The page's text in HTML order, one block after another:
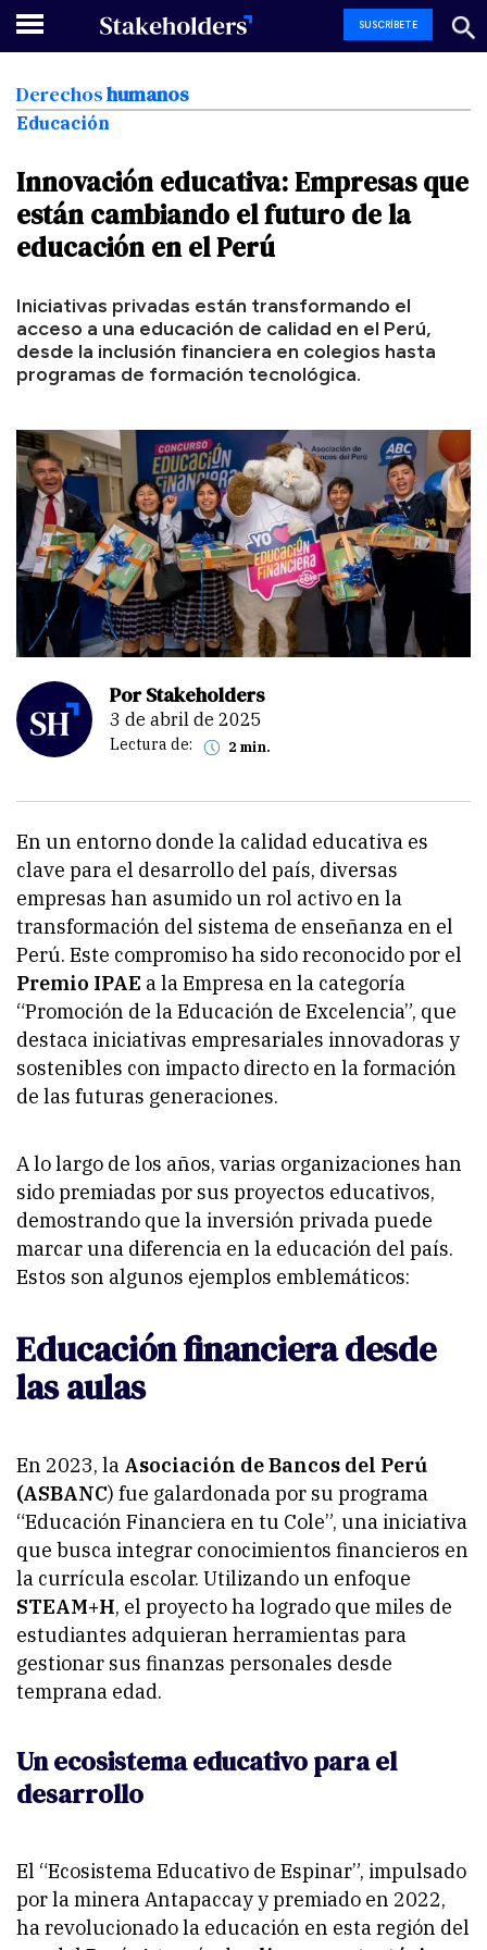
SUSCRÍBETE
Derechoshumanos
Educación
Innovación educativa:Empresas que
están cambiando elfuturo dela
educación en elPerú
Iniciativas privadas están transformando el
acceso a una educación de calidad en el Perú,
desde la inclusión financiera en colegios hasta
programas de formación tecnológica.
Por Stakeholders
3 de abril de 2025
Lectura de: 2 min.
En un entorno donde la calidad educativa es
clave para el desarrollo del país, diversas
empresas han asumido un rol activo en la
transformación del sistema de enseñanza en el
Perú. Este compromiso ha sido reconocido por el
Premio IPAE a la Empresa en la categoría
“Promoción de la Educación de Excelencia”, que
destaca iniciativas empresariales innovadoras y
sostenibles con impacto directo en la formación
de las futuras generaciones.
A lo largo de los años, varias organizaciones han
sido premiadas por sus proyectos educativos,
demostrando que la inversión privada puede
marcar una diferencia en la educación del país.
Estos son algunos ejemplos emblemáticos:
Educación financiera desde
las aulas
En 2023, la Asociación de Bancos del Perú
(ASBANC) fue galardonada por su programa
“Educación Financiera en tu Cole”, una iniciativa
que busca integrar conocimientos financieros en
la currícula escolar. Utilizando un enfoque
STEAM+H, el proyecto ha logrado que miles de
estudiantes adquieran herramientas para
gestionar sus finanzas personales desde
temprana edad.
Un ecosistema educativo para el
desarrollo
El “Ecosistema Educativo de Espinar”, impulsado
por la minera Antapaccay y premiado en 2022,
ha revolucionado la educación en esta región del